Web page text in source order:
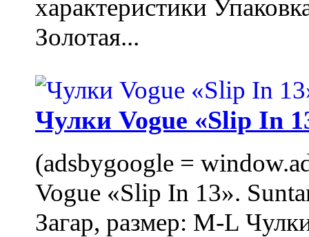
характеристики
Золотая...
Чулки Vogue «Slip In
(adsbygoogle =
Vogue «Slip In 13».
Загар, размер: M-L